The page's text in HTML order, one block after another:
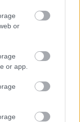
or
or app.
költöző
szombattól
a riasztás